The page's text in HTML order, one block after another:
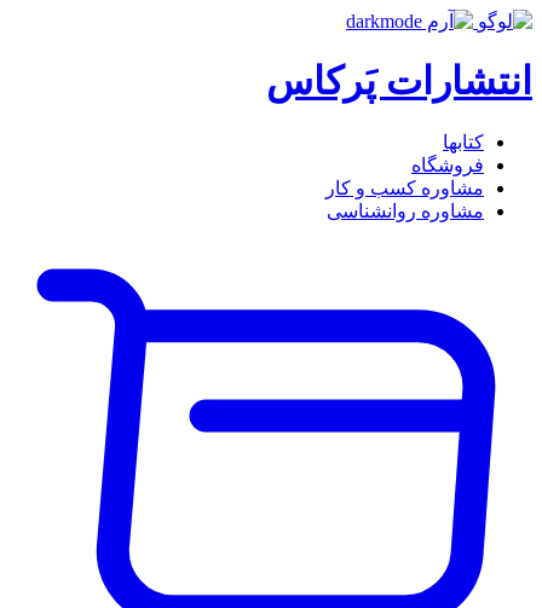
انتشارات پَرکاس
کتاب‎ها
فروشگاه
مشاوره کسب و کار
مشاوره روان‎شناسی